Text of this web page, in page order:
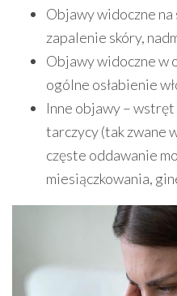
Objawy widoczne na
zapalenie skóry,
Objawy widoczne w
ogólne osłabienie
Inne objawy –
tarczycy (tak zwane
częste oddawanie
miesiączkowania,